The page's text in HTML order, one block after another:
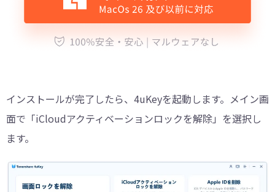
インストールが完了したら、4uKeyを起動します。メイン画
面で「iCloudアクティベーションロックを解除」を選択し
ます。